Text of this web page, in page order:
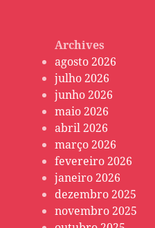
Archives
agosto 2026
julho 2026
junho 2026
maio 2026
abril 2026
março 2026
fevereiro 2026
janeiro 2026
dezembro 2025
novembro 2025